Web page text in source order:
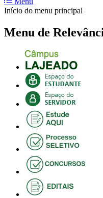
Início do menu principal
Menu de